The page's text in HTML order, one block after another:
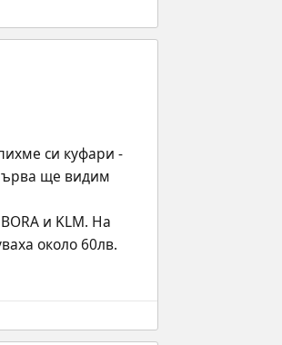
си куфари -
ще видим
и KLM. На
около 60лв.